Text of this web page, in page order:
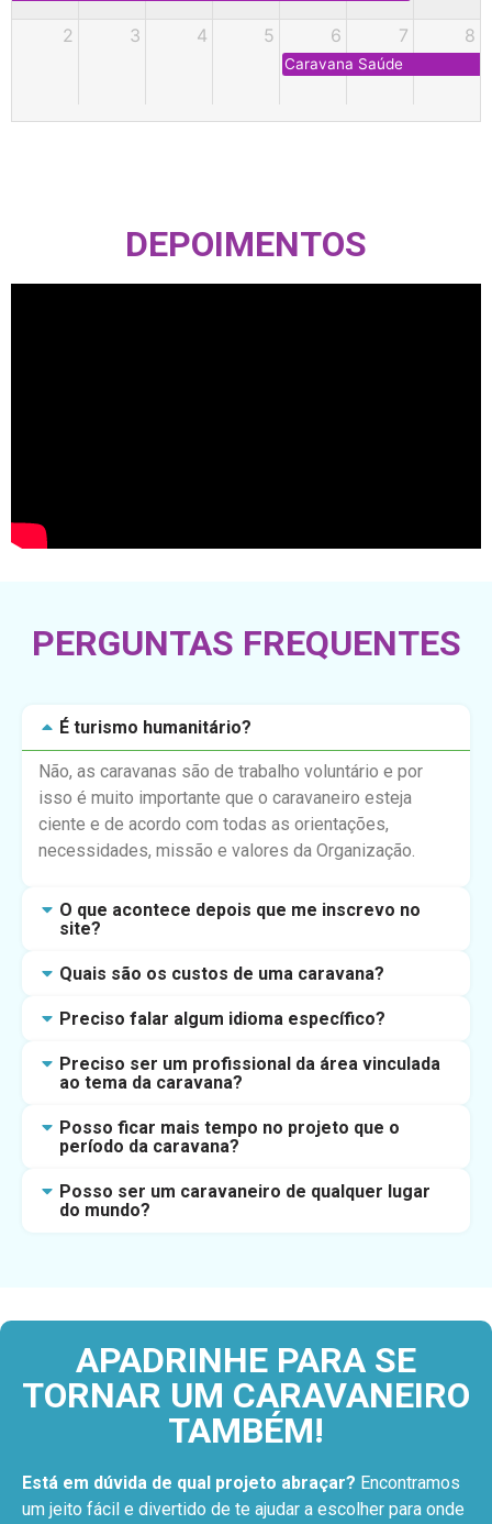
2 3 4 5 6
Caravana Saúde
7 8
DEPOIMENTOS
PERGUNTAS FREQUENTES
É turismo humanitário?
Não, as caravanas são de trabalho voluntário e por
isso é muito importante que o caravaneiro esteja
ciente e de acordo com todas as orientações,
necessidades, missão e valores da Organização.
O que acontece depois que me inscrevo no
site?
Quais são os custos de uma caravana?
Preciso falar algum idioma específico?
Preciso ser um profissional da área vinculada
ao tema da caravana?
Posso ficar mais tempo no projeto que o
período da caravana?
Posso ser um caravaneiro de qualquer lugar
do mundo?
APADRINHE PARA SE
TORNAR UM CARAVANEIRO
TAMBÉM!
Está em dúvida de qual projeto abraçar? Encontramos
um jeito fácil e divertido de te ajudar a escolher para onde